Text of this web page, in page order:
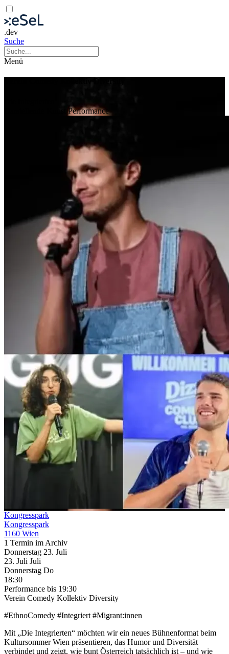
.dev
Suche
Menü
Performance
Kongresspark
Kongresspark
1160 Wien
1 Termin im Archiv
Donnerstag 23. Juli
23. Juli Juli
Donnerstag Do
18:30
Performance bis 19:30
Verein Comedy Kollektiv Diversity
#EthnoComedy #Integriert #Migrant:innen
Mit „Die Integrierten“ möchten wir ein neues Bühnenformat beim
Kultursommer Wien präsentieren, das Humor und Diversität
verbindet und zeigt, wie bunt Österreich tatsächlich ist – und wie